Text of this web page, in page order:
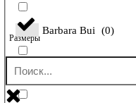
Barbara Bui (0)
Bilancioni
Размеры